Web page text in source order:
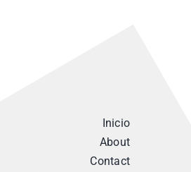
Inicio
About
Contact